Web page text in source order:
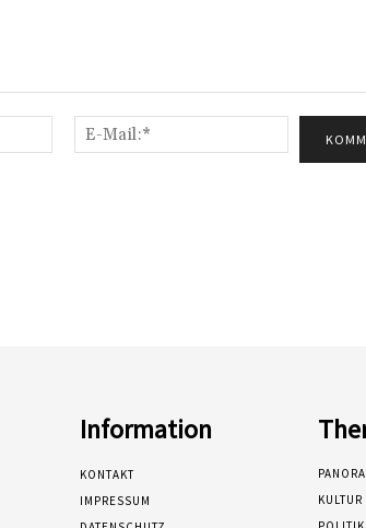
Name:*
Mail:*
Information
KONTAKT
IMPRESSUM
KULTUR